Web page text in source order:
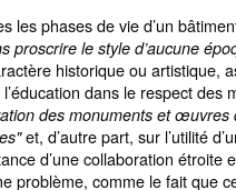
les phases de vie d’un
proscrire le style d’aucune
historique ou artistique,
dans le respect des
des monuments et
et, d’autre part, sur l’utilité
d’une collaboration
problème, comme le fait que